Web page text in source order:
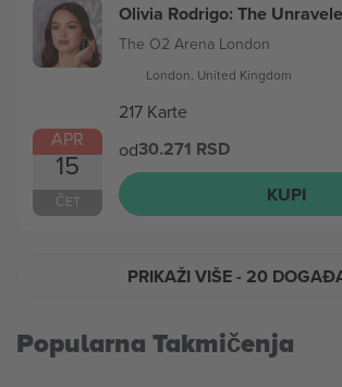
APR
15
ČET
Olivia Rodrigo: The
The O2 Arena London
London, United Kingdom
217 Karte
od30.271 RSD
KUPI
PRIKAŽI VIŠE- 20
Popularna Takmičenja